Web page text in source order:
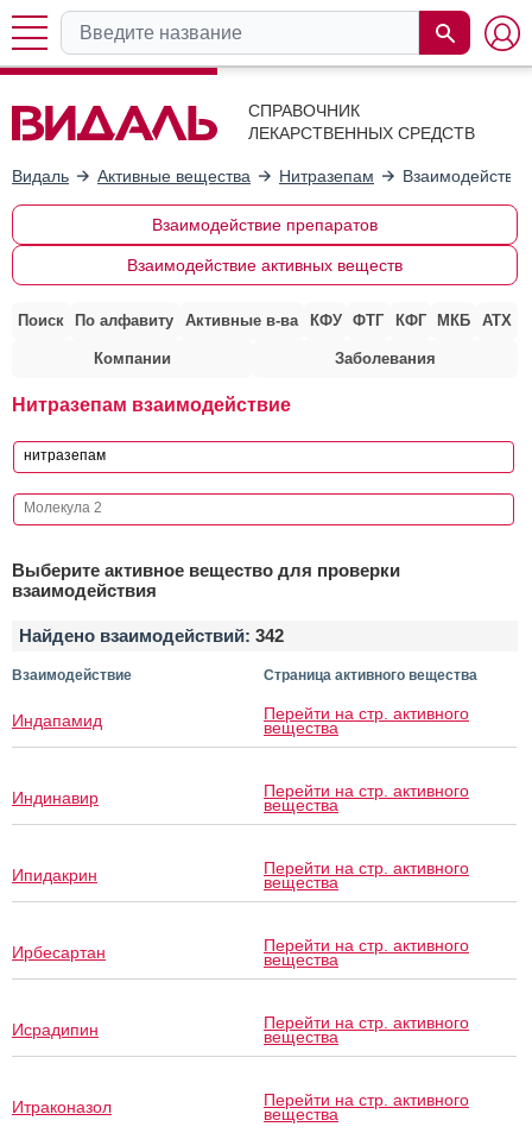
СПРАВОЧНИК
ЛЕКАРСТВЕННЫХ СРЕДСТВ
Видаль Активные вещества Нитразепам
Взаимодействие препаратов
Взаимодействие активных веществ
Поиск По алфавиту Активные в-ва КФУ ФТГ КФГ МКБ АТХ
Компании Заболевания
Нитразепам взаимодействие
Выберите активное вещество для проверки
взаимодействия
Найдено взаимодействий: 342
Взаимодействие Страница активного вещества
Индапамид Перейти на стр. активного
вещества
Индинавир Перейти на стр. активного
вещества
Ипидакрин Перейти на стр. активного
вещества
Ирбесартан Перейти на стр. активного
вещества
Исрадипин Перейти на стр. активного
вещества
Итраконазол Перейти на стр. активного
вещества